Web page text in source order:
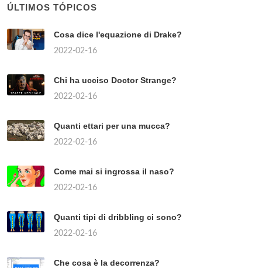
ÚLTIMOS TÓPICOS
Cosa dice l'equazione di Drake?
2022-02-16
Chi ha ucciso Doctor Strange?
2022-02-16
Quanti ettari per una mucca?
2022-02-16
Come mai si ingrossa il naso?
2022-02-16
Quanti tipi di dribbling ci sono?
2022-02-16
Che cosa è la decorrenza?